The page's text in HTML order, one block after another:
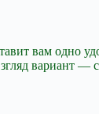
вам
вариант —